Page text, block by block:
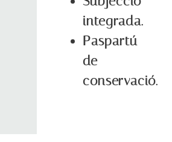
integrada.
Paspartú
de
conservació.